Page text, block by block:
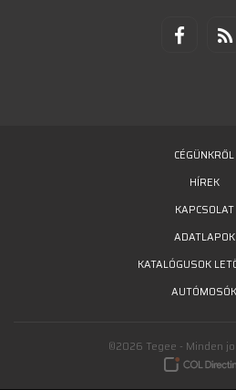
CÉGÜNKRŐL
HÍREK
KAPCSOLAT
ADATLAPOK
KATALÓGUSOK
AUTÓMOSÓK
©2026 Tegee - Minden